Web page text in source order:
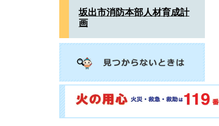
坂出市消防本部人材育成計
画